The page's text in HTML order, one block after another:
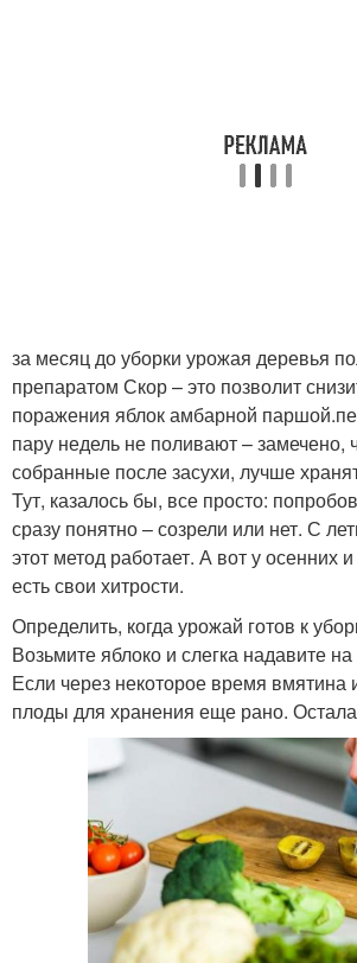
за месяц до уборки урожая деревья
препаратом Скор – это позволит
поражения яблок амбарной
пару недель не поливают – замечено,
собранные после засухи, лучше
Тут, казалось бы, все просто:
сразу понятно – созрели или нет. С
этот метод работает. А вот у осенних
есть свои хитрости.
Определить, когда урожай готов к
Возьмите яблоко и слегка надавите
Если через некоторое время вмятина
плоды для хранения еще рано.